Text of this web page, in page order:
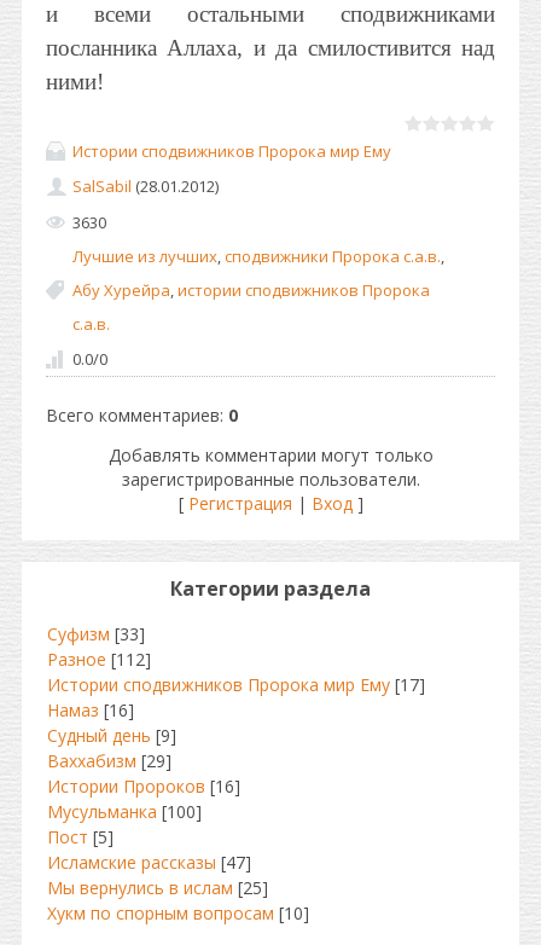
и всеми остальными сподвижниками
посланника Аллаха, и да смилостивится над
ними!
Истории сподвижников Пророка мир Ему
SalSabil (28.01.2012)
3630
Лучшие из лучших сподвижники Пророка с.а.в.
Абу Хурейра истории сподвижников Пророка
с.а.в.
0.0/0
Всего комментариев: 0
Добавлять комментарии могут только
зарегистрированные пользователи.
[ Регистрация | Вход]
Категории раздела
Суфизм [33]
Разное [112]
Истории сподвижников Пророка мир Ему [17]
Намаз [16]
Судный день [9]
Ваххабизм [29]
Истории Пророков [16]
Мусульманка [100]
Пост [5]
Исламские рассказы [47]
Мы вернулись в ислам [25]
Хукм по спорным вопросам [10]